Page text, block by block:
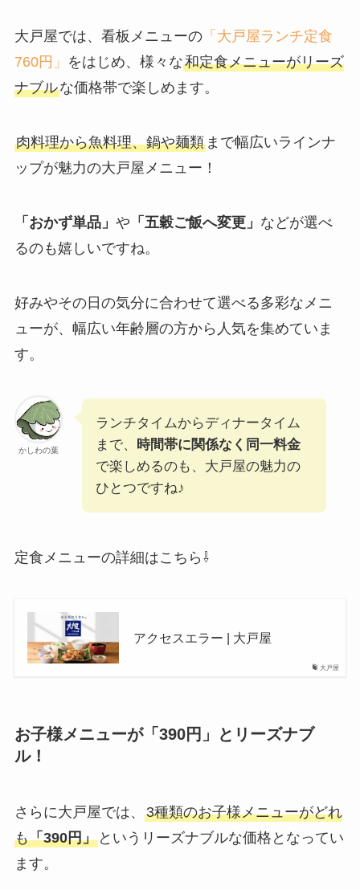
大戸屋では、看板メニューの「大戸屋ランチ定食
760円」 をはじめ、様々な和定食メニューがリーズ
ナブルな価格帯で楽しめます。
肉料理から魚料理、鍋や麺類まで幅広いラインナ
ップが魅力の大戸屋メニュー！
「おかず単品」 や 「五穀ご飯へ変更」 などが選べ
るのも嬉しいですね。
好みやその日の気分に合わせて選べる多彩なメニ
ューが、幅広い年齢層の方から人気を集めていま
す。
かしわの葉
ランチタイムからディナータイム
まで、 時間帯に関係なく同一料金
で楽しめるのも、大戸屋の魅力の
ひとつですね♪
定食メニューの詳細はこちら⇩
大戸屋
アクセスエラー | 大戸屋
お子様メニューが「390円」とリーズナブ
ル！
さらに大戸屋では、 3種類のお子様メニューがどれ
も「390円」というリーズナブルな価格となってい
ます。